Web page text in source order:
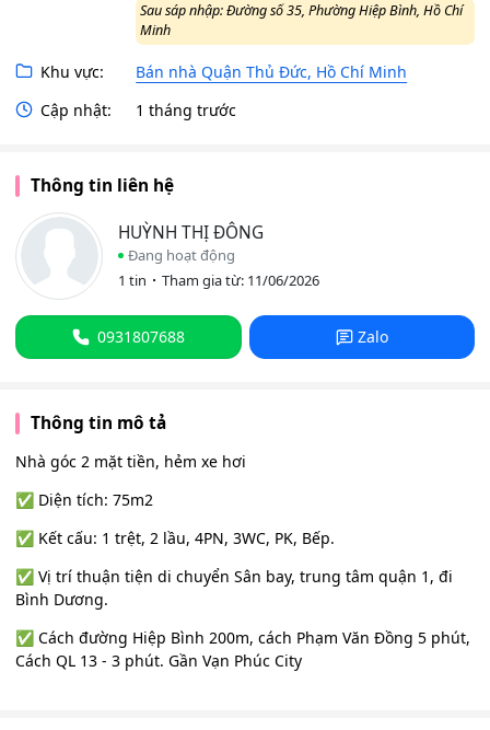
Sau sáp nhập: Đường số 35, Phường Hiệp Bình, Hồ Chí
Minh
Khu vực:
Bán nhà Quận Thủ Đức, Hồ Chí Minh
Cập nhật:
1 tháng trước
Thông tin liên hệ
HUỲNH THỊ ĐÔNG
Đang hoạt động
1 tin
Tham gia từ: 11/06/2026
0931807688 Zalo
Thông tin mô tả
Nhà góc 2 mặt tiền, hẻm xe hơi
✅ Diện tích: 75m2
✅ Kết cấu: 1 trệt, 2 lầu, 4PN, 3WC, PK, Bếp.
✅ Vị trí thuận tiện di chuyển Sân bay, trung tâm quận 1, đi
Bình Dương.
✅ Cách đường Hiệp Bình 200m, cách Phạm Văn Đồng 5 phút,
Cách QL 13 - 3 phút. Gần Vạn Phúc City